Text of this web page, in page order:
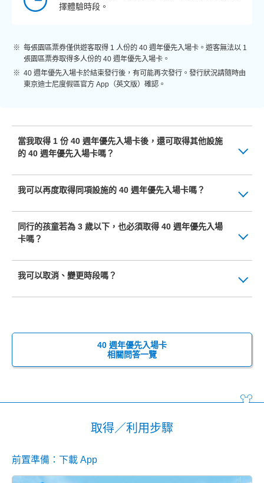
擇體驗時段。
每張園區票券僅供遊客取得 1 人份的 40 週年優先入場卡。遊客無法以 1
張園區票券取得多人份的 40 週年優先入場卡。
40 週年優先入場卡於結束發行後，有可能再次發行。發行狀況請隨時由
東京迪士尼度假區官方 App（英文版）確認。
當我取得 1 份 40 週年優先入場卡後，還可取得其他設施
的 40 週年優先入場卡嗎？
我可以再度取得同項設施的 40 週年優先入場卡嗎？
同行的孩童若為 3 歲以下，也必須取得 40 週年優先入場
卡嗎？
我可以取消、變更時段嗎？
40 週年優先入場卡
相關問答一覽
取得／利用步驟
前置準備：下載 App